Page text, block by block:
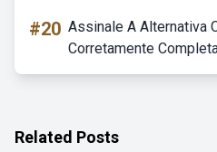
#20 Assinale A Alternativa
Corretamente
Related Posts